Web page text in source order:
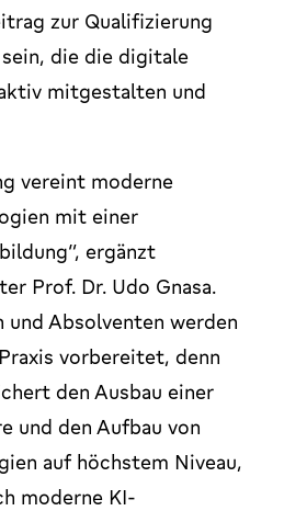
zur Qualifizierung
die die digitale
mitgestalten und
vereint moderne
mit einer
ergänzt
Prof. Dr. Udo Gnasa.
und Absolventen werden
vorbereitet, denn
den Ausbau einer
und den Aufbau von
auf höchstem Niveau,
moderne KI-